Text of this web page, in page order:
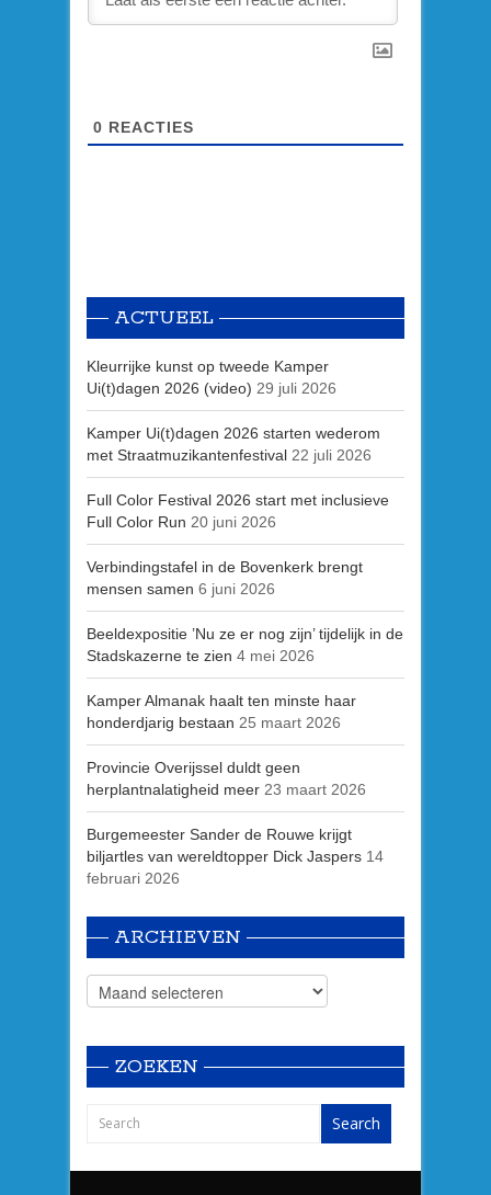
0 REACTIES
ACTUEEL
Kleurrijke kunst op tweede Kamper
Ui(t)dagen 2026 (video) 29 juli 2026
Kamper Ui(t)dagen 2026 starten wederom
met Straatmuzikantenfestival 22 juli 2026
Full Color Festival 2026 start met inclusieve
Full Color Run 20 juni 2026
Verbindingstafel in de Bovenkerk brengt
mensen samen 6 juni 2026
Beeldexpositie ’Nu ze er nog zijn’ tijdelijk in de
Stadskazerne te zien 4 mei 2026
Kamper Almanak haalt ten minste haar
honderdjarig bestaan 25 maart 2026
Provincie Overijssel duldt geen
herplantnalatigheid meer 23 maart 2026
Burgemeester Sander de Rouwe krijgt
biljartles van wereldtopper Dick Jaspers 14
februari 2026
ARCHIEVEN
ZOEKEN